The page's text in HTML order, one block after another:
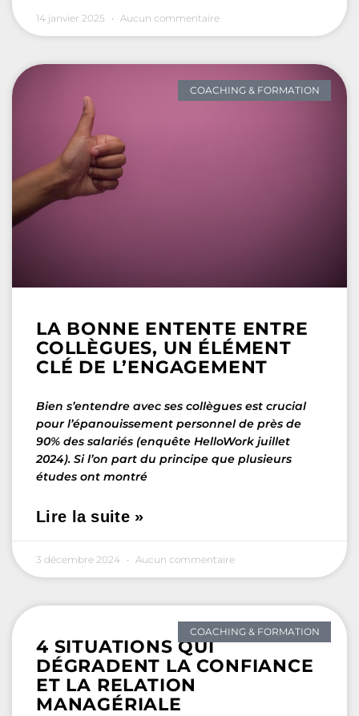
14 janvier 2025 Aucun commentaire
COACHING & FORMATION
LA BONNE ENTENTE ENTRE
COLLÈGUES, UN ÉLÉMENT
CLÉ DE L’ENGAGEMENT
Bien s’entendre avec ses collègues est crucial
pour l’épanouissement personnel de près de
90% des salariés (enquête HelloWork juillet
2024). Si l’on part du principe que plusieurs
études ont montré
Lire la suite »
3 décembre 2024 Aucun commentaire
COACHING & FORMATION
4 SITUATIONS QUI
DÉGRADENT LA CONFIANCE
ET LA RELATION
MANAGÉRIALE